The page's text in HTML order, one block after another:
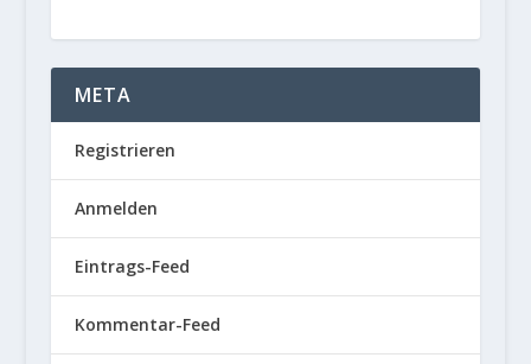
META
Registrieren
Anmelden
Eintrags-Feed
Kommentar-Feed